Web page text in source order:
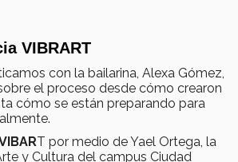
VIBRART
con la bailarina, Alexa Gómez,
el proceso desde cómo crearon
cómo se están preparando para
T por medio de Yael Ortega, la
y Cultura del campus Ciudad